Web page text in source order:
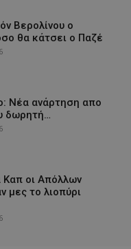
Βερολίνου ο
θα κάτσει ο Παζέ
Νέα ανάρτηση απο
δωρητή…
Καπ oι Απόλλων
μες το λιοπύρι